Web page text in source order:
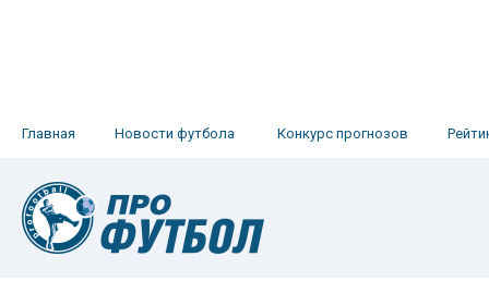
Главная Новости футбола Конкурс прогнозов